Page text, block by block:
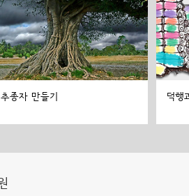
추종자 만들기 덕행